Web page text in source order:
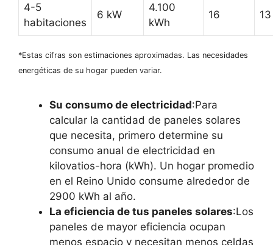
4-5
habitaciones
6 kW
4.100
kWh
16 13
*Estas cifras son estimaciones aproximadas. Las necesidades
energéticas de su hogar pueden variar.
Su consumo de electricidad:Para
calcular la cantidad de paneles solares
que necesita, primero determine su
consumo anual de electricidad en
kilovatios-hora (kWh). Un hogar promedio
en el Reino Unido consume alrededor de
2900 kWh al año.
La eficiencia de tus paneles solares:Los
paneles de mayor eficiencia ocupan
menos espacio y necesitan menos celdas